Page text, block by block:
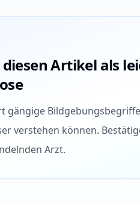
diesen Artikel als
gängige
verstehen können.
Arzt.